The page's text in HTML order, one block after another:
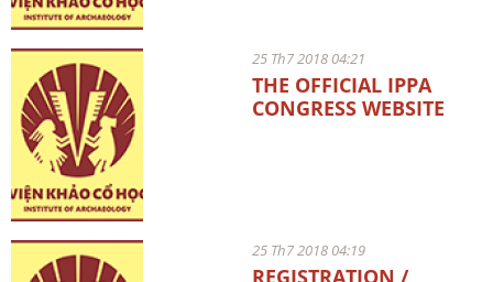
25 Th7 2018 04:21
THE OFFICIAL IPPA
CONGRESS WEBSITE
25 Th7 2018 04:19
REGISTRATION /